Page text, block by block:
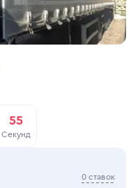
55
Секунд
0 ставок